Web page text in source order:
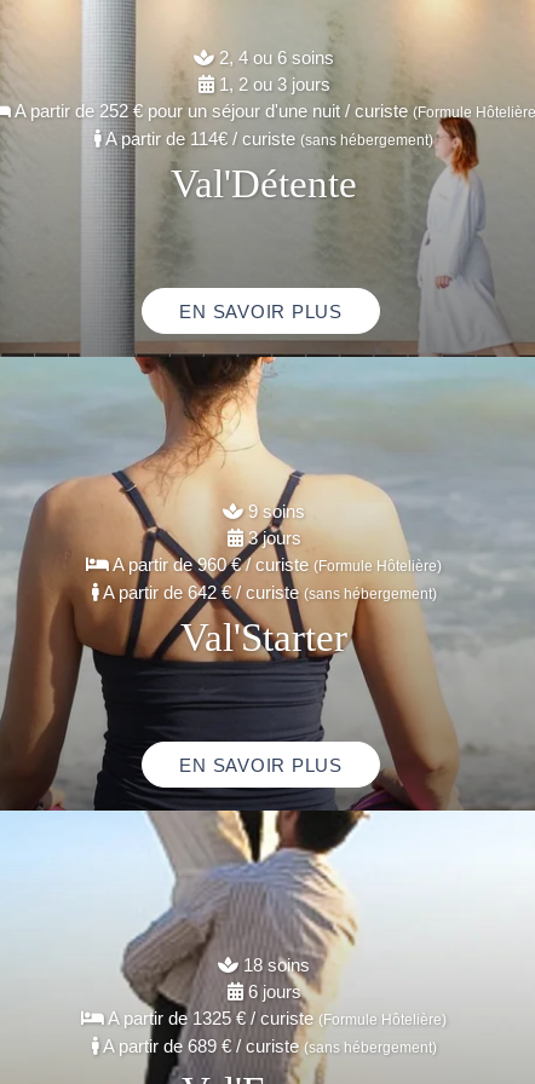
Val'Détente
2, 4 ou 6 soins
1, 2 ou 3 jours
A partir de252 € pour un séjour d'une nuit / curiste (Formule
A partir de114€ / curiste (sans hébergement)
EN SAVOIR PLUS
Val'Starter
9 soins
3 jours
A partir de960 €/ curiste (Formule Hôtelière)
A partir de642 €/ curiste (sans hébergement)
EN SAVOIR PLUS
18 soins
6 jours
A partir de1325 € / curiste (Formule Hôtelière)
A partir de689 €/ curiste (sans hébergement)